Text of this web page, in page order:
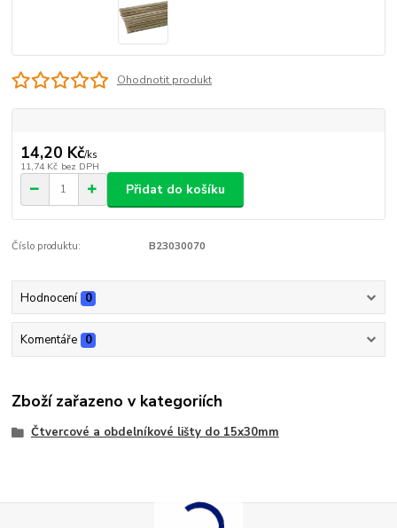
Ohodnotit produkt
14,20 Kč/ks
11,74 Kč bez DPH
Přidat do košíku
Číslo produktu: B23030070
Hodnocení 0
Komentáře 0
Zboží zařazeno v kategoriích
Čtvercové a obdelníkové lišty do 15x30mm